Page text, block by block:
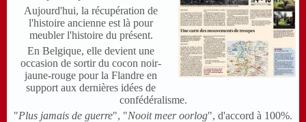
Aujourd'hui, la récupération de
l'histoire ancienne est là pour
meubler l'histoire du présent.
En Belgique, elle devient une
occasion de sortir du cocon noir-
jaune-rouge pour la Flandre en
support aux dernières idées de
confédéralisme.
"Plus jamais de guerre", "Nooit meer oorlog", d'accord à 100%.